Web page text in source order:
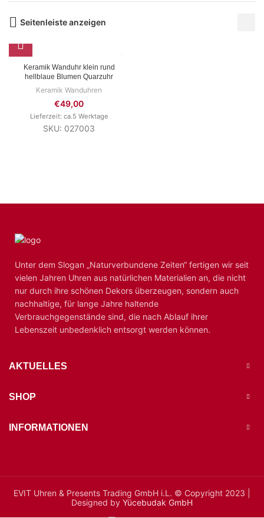
Seitenleiste anzeigen
Keramik Wanduhr klein rund
hellblaue Blumen Quarzuhr
Keramik Wanduhren
€49,00
Lieferzeit: ca.5 Werktage
SKU: 027003
Unter dem Slogan „Naturverbundene Zeiten“ fertigen wir seit
vielen Jahren Uhren aus natürlichen Materialien an, die nicht
nur durch ihre schönen Dekors überzeugen, sondern auch
nachhaltige, für lange Jahre haltende
Verbrauchgegenstände sind, die nach Ablauf ihrer
Lebenszeit unbedenklich entsorgt werden können.
AKTUELLES
SHOP
INFORMATIONEN
EVIT Uhren & Presents Trading GmbH i.L. © Copyright 2023 |
Designed by Yücebudak GmbH